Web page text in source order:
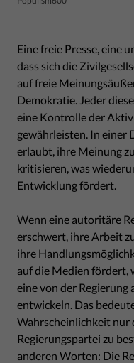
Eine freie Presse, eine
dass sich die
auf freie
Demokratie. Jeder
eine Kontrolle der
gewährleisten. In einer
erlaubt, ihre Meinung
kritisieren, was
Entwicklung fördert.
Wenn eine autoritäre
erschwert, ihre Arbeit
ihre
auf die Medien fördert,
eine von der Regierung
entwickeln. Das
Wahrscheinlichkeit nur
Regierungspartei zu
anderen Worten: Die